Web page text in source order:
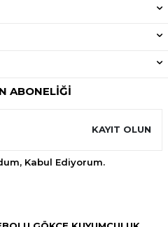
ABONELIĞI
KAYIT OLUN
Kabul Ediyorum.